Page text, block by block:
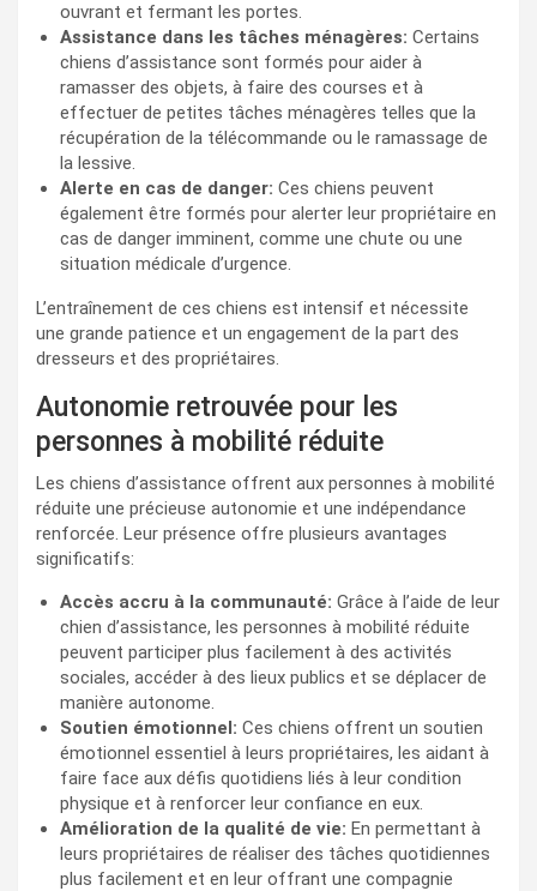
ouvrant et fermant les portes.
Assistance dans les tâches ménagères: Certains
chiens d’assistance sont formés pour aider à
ramasser des objets, à faire des courses et à
effectuer de petites tâches ménagères telles que la
récupération de la télécommande ou le ramassage de
la lessive.
Alerte en cas de danger: Ces chiens peuvent
également être formés pour alerter leur propriétaire en
cas de danger imminent, comme une chute ou une
situation médicale d’urgence.
L’entraînement de ces chiens est intensif et nécessite
une grande patience et un engagement de la part des
dresseurs et des propriétaires.
Autonomie retrouvée pour les
personnes à mobilité réduite
Les chiens d’assistance offrent aux personnes à mobilité
réduite une précieuse autonomie et une indépendance
renforcée. Leur présence offre plusieurs avantages
significatifs:
Accès accru à la communauté: Grâce à l’aide de leur
chien d’assistance, les personnes à mobilité réduite
peuvent participer plus facilement à des activités
sociales, accéder à des lieux publics et se déplacer de
manière autonome.
Soutien émotionnel: Ces chiens offrent un soutien
émotionnel essentiel à leurs propriétaires, les aidant à
faire face aux défis quotidiens liés à leur condition
physique et à renforcer leur confiance en eux.
Amélioration de la qualité de vie: En permettant à
leurs propriétaires de réaliser des tâches quotidiennes
plus facilement et en leur offrant une compagnie